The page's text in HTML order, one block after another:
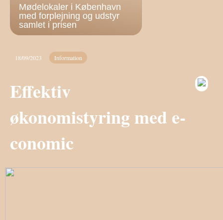
Mødelokaler i København
med forplejning og udstyr
samlet i prisen
18/09/2023 Information
Effektiv
økonomistyring med e-
conomic